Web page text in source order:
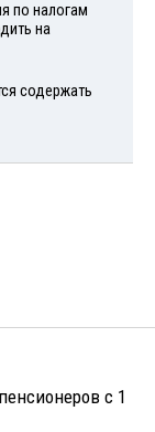
по налогам
на
содержать
с 1